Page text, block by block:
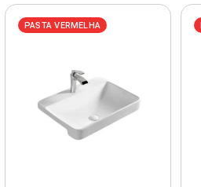
PASTA VERMELHA